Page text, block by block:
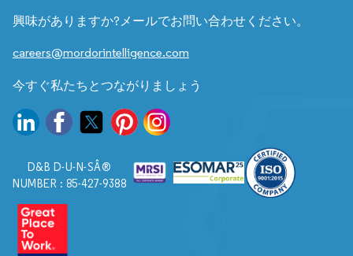
興味がありますか?メールでお問い合わせください。
careers@mordorintelligence.com
今すぐ私たちとつながりましょう
D&B D-U-N-SÂ®
NUMBER : 85-427-9388